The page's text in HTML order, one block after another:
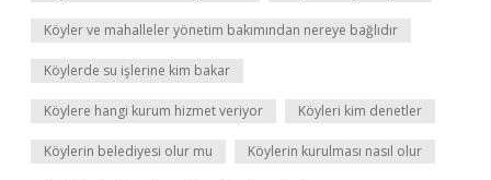
Köyler ve mahalleler yönetim bakımından nereye bağlıdır
Köylerde su işlerine kim bakar
Köylere hangi kurum hizmet veriyor Köyleri kim denetler
Köylerin belediyesi olur mu Köylerin kurulması nasıl olur